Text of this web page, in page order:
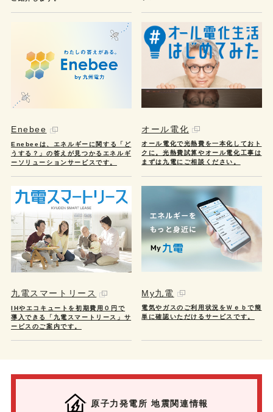
Enebee
Enebeeは、エネルギーに関する「ど
うする？」の答えが見つかるエネルギ
ーソリューションサービスです。
オール電化
オール電化で光熱費を一本化しておト
クに。光熱費試算やオール電化工事は
まずは九電にご相談ください。
九電スマートリース
IHやエコキュートを初期費用０円で
導入できる「九電スマートリース」サ
ービスのご案内です。
My九電
電気やガスのご利用状況をＷｅｂで簡
単に確認いただけるサービスです。
原子力発電所 地震関連情報